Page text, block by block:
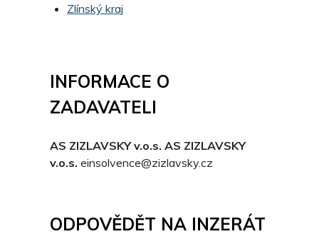
Zlínský kraj
INFORMACE O
ZADAVATELI
AS ZIZLAVSKY v.o.s. AS ZIZLAVSKY
v.o.s. einsolvence@zizlavsky.cz
ODPOVĚDĚT NA INZERÁT